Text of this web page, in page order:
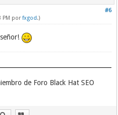
#6
PM porfxgod.)
señor!
de Foro Black Hat SEO